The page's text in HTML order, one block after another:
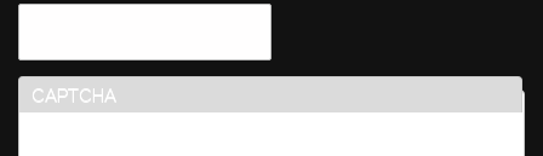
CAPTCHA